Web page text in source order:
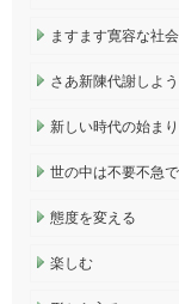
ますます寛容な社会
さあ新陳代謝しよう
新しい時代の始まり
世の中は不要不急
態度を変える
楽しむ